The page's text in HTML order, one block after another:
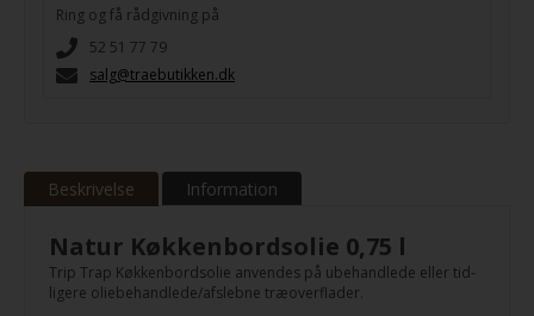
Ring og få rådgivning på
52 51 77 79
salg@traebutikken.dk
Beskrivelse Information
Natur Køkkenbordsolie 0,75 l
Trip Trap Køkkenbordsolie anvendes på ubehandlede eller tid­
ligere oliebehandlede/afslebne træoverflader.